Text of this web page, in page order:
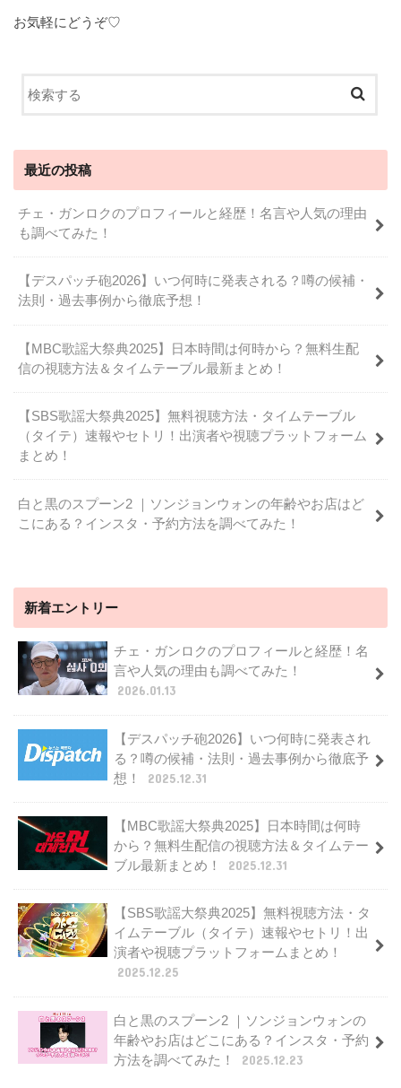
お気軽にどうぞ♡
最近の投稿
チェ・ガンロクのプロフィールと経歴！名言や人気の理由
も調べてみた！
【デスパッチ砲2026】いつ何時に発表される？噂の候補・
法則・過去事例から徹底予想！
【MBC歌謡大祭典2025】日本時間は何時から？無料生配
信の視聴方法＆タイムテーブル最新まとめ！
【SBS歌謡大祭典2025】無料視聴方法・タイムテーブル
（タイテ）速報やセトリ！出演者や視聴プラットフォーム
まとめ！
白と黒のスプーン2 ｜ソンジョンウォンの年齢やお店はど
こにある？インスタ・予約方法を調べてみた！
新着エントリー
チェ・ガンロクのプロフィールと経歴！名
言や人気の理由も調べてみた！
2026.01.13
【デスパッチ砲2026】いつ何時に発表され
る？噂の候補・法則・過去事例から徹底予
想！
2025.12.31
【MBC歌謡大祭典2025】日本時間は何時
から？無料生配信の視聴方法＆タイムテー
ブル最新まとめ！
2025.12.31
【SBS歌謡大祭典2025】無料視聴方法・タ
イムテーブル（タイテ）速報やセトリ！出
演者や視聴プラットフォームまとめ！
2025.12.25
白と黒のスプーン2 ｜ソンジョンウォンの
年齢やお店はどこにある？インスタ・予約
方法を調べてみた！
2025.12.23